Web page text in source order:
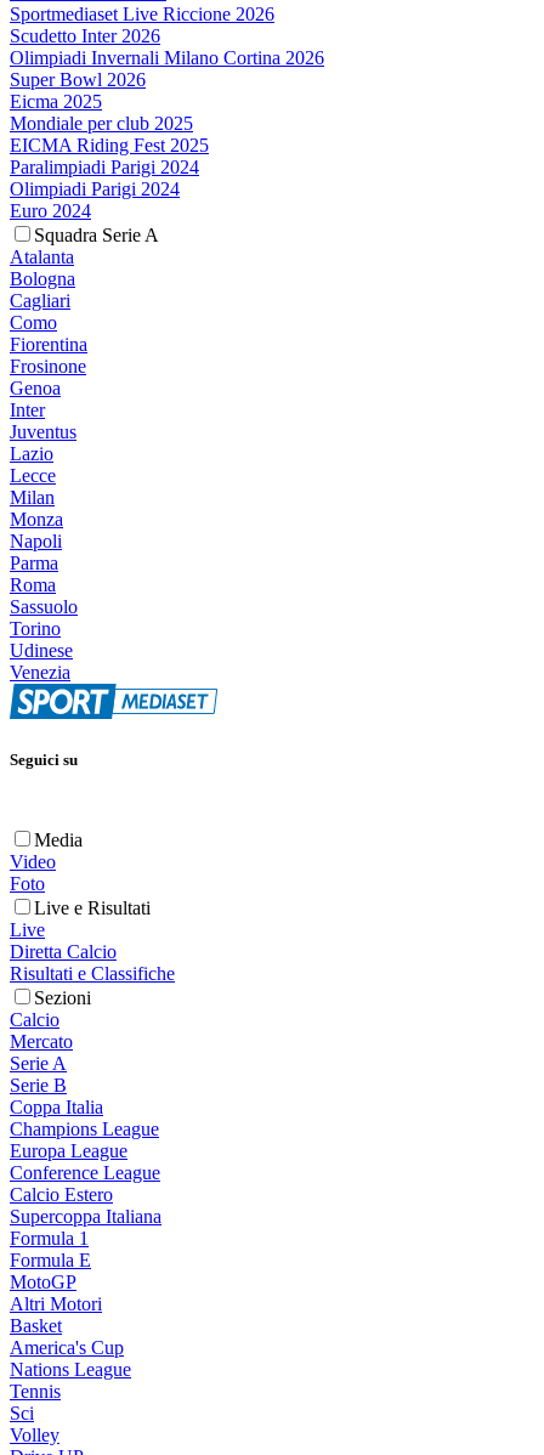
Sportmediaset Live Riccione 2026
Scudetto Inter 2026
Olimpiadi Invernali Milano Cortina 2026
Super Bowl 2026
Eicma 2025
Mondiale per club 2025
EICMA Riding Fest 2025
Paralimpiadi Parigi 2024
Olimpiadi Parigi 2024
Euro 2024
Squadra Serie A
Atalanta
Bologna
Cagliari
Como
Fiorentina
Frosinone
Genoa
Inter
Juventus
Lazio
Lecce
Milan
Monza
Napoli
Parma
Roma
Sassuolo
Torino
Udinese
Venezia
Seguici su
Media
Video
Foto
Live e Risultati
Live
Diretta Calcio
Risultati e Classifiche
Sezioni
Calcio
Mercato
Serie A
Serie B
Coppa Italia
Champions League
Europa League
Conference League
Calcio Estero
Supercoppa Italiana
Formula 1
Formula E
MotoGP
Altri Motori
Basket
America's Cup
Nations League
Tennis
Sci
Volley